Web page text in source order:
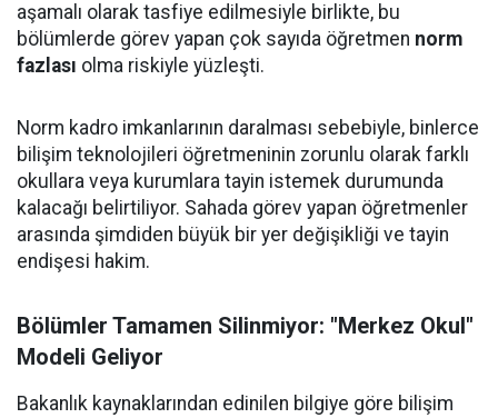
aşamalı olarak tasfiye edilmesiyle birlikte, bu
bölümlerde görev yapan çok sayıda öğretmen norm
fazlası olma riskiyle yüzleşti.
Norm kadro imkanlarının daralması sebebiyle, binlerce
bilişim teknolojileri öğretmeninin zorunlu olarak farklı
okullara veya kurumlara tayin istemek durumunda
kalacağı belirtiliyor. Sahada görev yapan öğretmenler
arasında şimdiden büyük bir yer değişikliği ve tayin
endişesi hakim.
Bölümler Tamamen Silinmiyor: "Merkez Okul"
Modeli Geliyor
Bakanlık kaynaklarından edinilen bilgiye göre bilişim